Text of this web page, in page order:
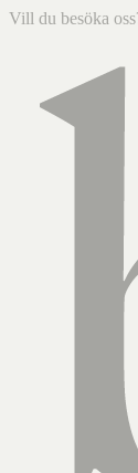
Vill du besöka